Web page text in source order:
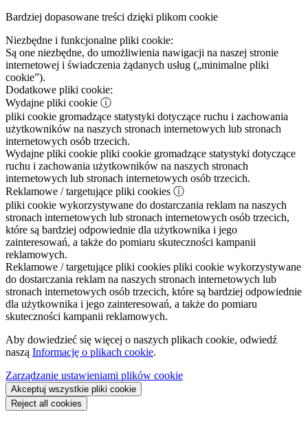
Bardziej dopasowane treści dzięki plikom cookie
Niezbędne i funkcjonalne pliki cookie:
Są one niezbędne, do umożliwienia nawigacji na naszej stronie
internetowej i świadczenia żądanych usług („minimalne pliki
cookie”).
Dodatkowe pliki cookie:
Wydajne pliki cookie ⓘ
pliki cookie gromadzące statystyki dotyczące ruchu i zachowania
użytkowników na naszych stronach internetowych lub stronach
internetowych osób trzecich.
Wydajne pliki cookie pliki cookie gromadzące statystyki dotyczące
ruchu i zachowania użytkowników na naszych stronach
internetowych lub stronach internetowych osób trzecich.
Reklamowe / targetujące pliki cookies ⓘ
pliki cookie wykorzystywane do dostarczania reklam na naszych
stronach internetowych lub stronach internetowych osób trzecich,
które są bardziej odpowiednie dla użytkownika i jego
zainteresowań, a także do pomiaru skuteczności kampanii
reklamowych.
Reklamowe / targetujące pliki cookies pliki cookie wykorzystywane
do dostarczania reklam na naszych stronach internetowych lub
stronach internetowych osób trzecich, które są bardziej odpowiednie
dla użytkownika i jego zainteresowań, a także do pomiaru
skuteczności kampanii reklamowych.
Aby dowiedzieć się więcej o naszych plikach cookie, odwiedź
naszą Informację o plikach cookie.
Zarządzanie ustawieniami plików cookie
Akceptuj wszystkie pliki cookie
Reject all cookies